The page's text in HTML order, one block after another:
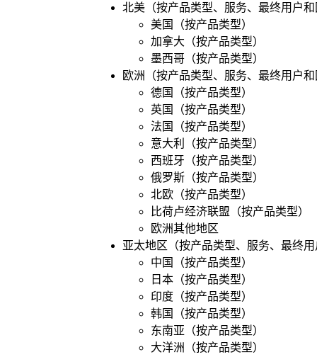
北美（按产品类型、服务、最终用户
美国（按产品类型）
加拿大（按产品类型）
墨西哥（按产品类型）
欧洲（按产品类型、服务、最终用户
德国（按产品类型）
英国（按产品类型）
法国（按产品类型）
意大利（按产品类型）
西班牙（按产品类型）
俄罗斯（按产品类型）
北欧（按产品类型）
比荷卢经济联盟（按产品类型）
欧洲其他地区
亚太地区（按产品类型、服务、最终
中国（按产品类型）
日本（按产品类型）
印度（按产品类型）
韩国（按产品类型）
东南亚（按产品类型）
大洋洲（按产品类型）